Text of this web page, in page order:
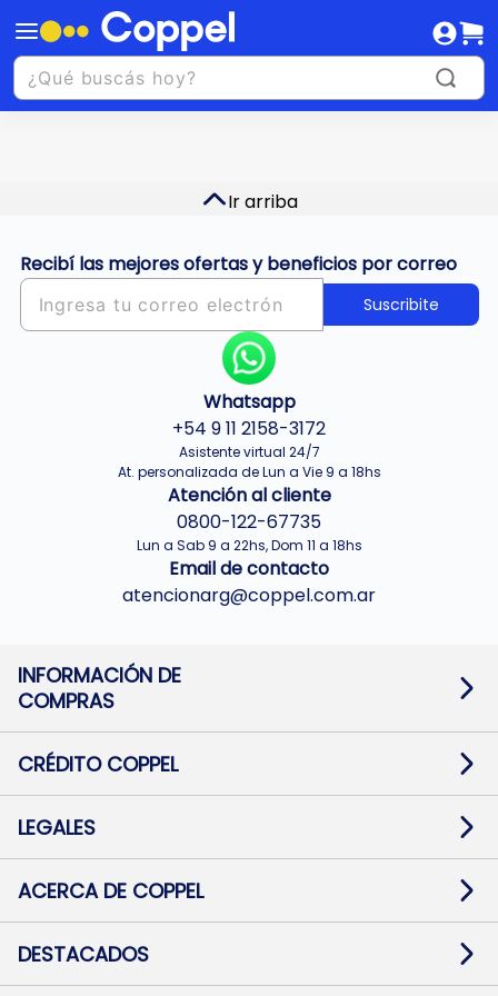
Ir arriba
Recibí las mejores ofertas y beneficios por correo
Suscribite
Whatsapp
+54 9 11 2158-3172
Asistente virtual 24/7
At. personalizada de Lun a Vie 9 a 18hs
Atención al cliente
0800-122-67735
Lun a Sab 9 a 22hs, Dom 11 a 18hs
Email de contacto
atencionarg@coppel.com.ar
INFORMACIÓN DE
COMPRAS
Términos y condiciones
Botón de arrepentimiento
Mapa de sitio
CRÉDITO COPPEL
Solicitar Crédito
Medios de Pago
Pago Fácil Online
LEGALES
Baja contratos
Defensa al consumidor CABA
ACERCA DE COPPEL
Trabajá con Nosotros
Preguntas Frecuentes
DESTACADOS